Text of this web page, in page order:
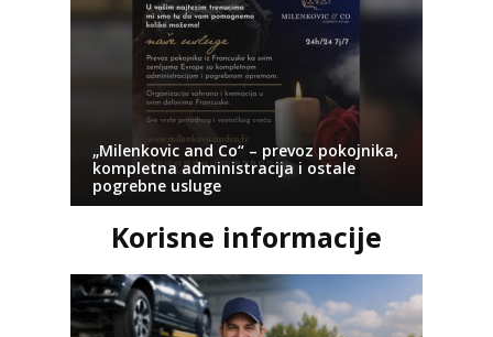
„Milenkovic and Co“ – prevoz pokojnika,
kompletna administracija i ostale
pogrebne usluge
Korisne informacije